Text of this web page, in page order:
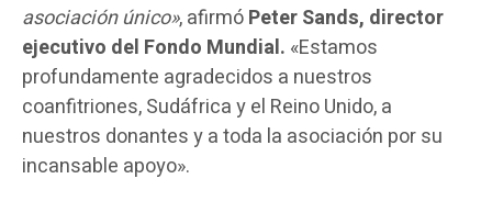
asociación único», afirmóPeter Sands, director
ejecutivo del Fondo Mundial. «Estamos
profundamente agradecidos a nuestros
coanfitriones, Sudáfrica y el Reino Unido, a
nuestros donantes y a toda la asociación por su
incansable apoyo».